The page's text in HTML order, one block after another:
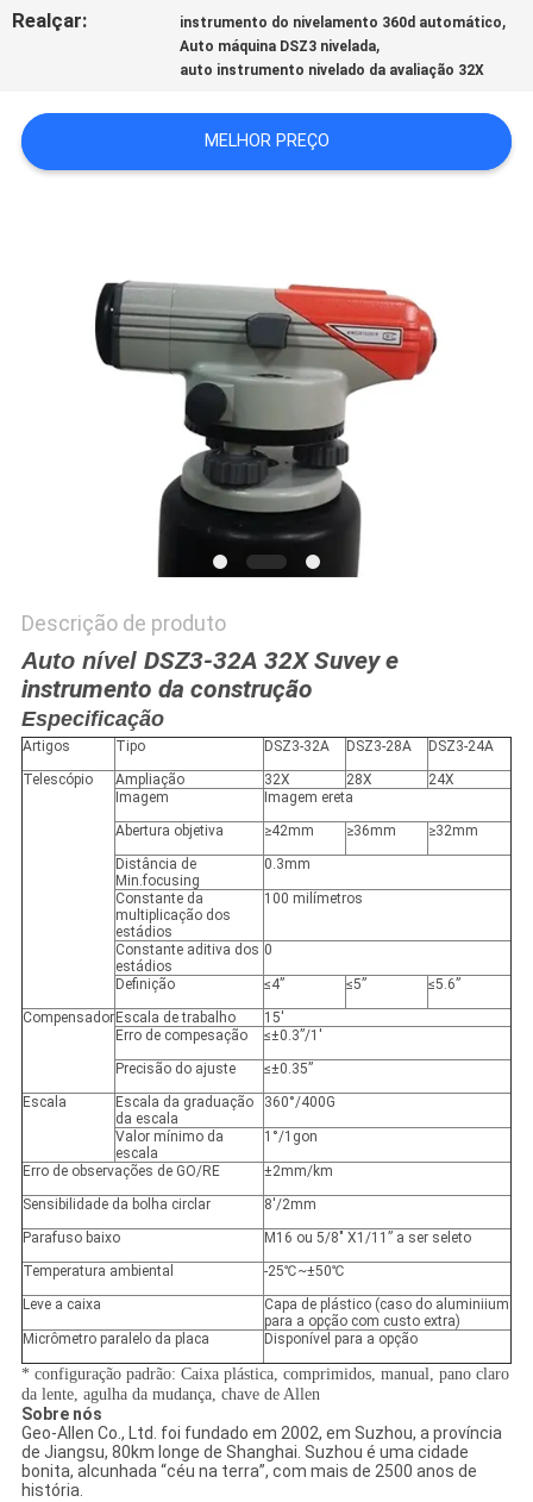
NOTÍCIA
CASOS
PRIVACY
Realçar: instrumento do nivelamento 360d automático,
Auto máquina DSZ3 nivelada,
auto instrumento nivelado da avaliação 32X
MELHOR PREÇO
Descrição de produto
Auto nível DSZ3-32A 32X Suvey e
instrumento da construção
Especificação
Artigos Tipo DSZ3-32A DSZ3-28A
DSZ3-24A
Telescópio
Ampliação 32X 28X
24X
Imagem
Imagem ereta
Abertura objetiva
≥42mm ≥36mm
≥32mm
Distância de
Min.focusing
0.3mm
Constante da
multiplicação dos
estádios
100 milímetros
Constante aditiva dos
estádios
0
Definição ≤4” ≤5”
≤5.6”
Compensador Escala de trabalho
15'
Erro de compesação
≤±0.3”/1'
Precisão do ajuste
≤±0.35”
Escala
Escala da graduação
da escala
360°/400G
Valor mínimo da
escala
1°/1gon
Erro de observações de GO/RE
±2mm/km
Sensibilidade da bolha circlar
8'/2mm
Parafuso baixo
M16 ou 5/8" X1/11” a ser seleto
Temperatura ambiental
-25℃~±50℃
Leve a caixa
Capa de plástico (caso do aluminiium
para a opção com custo extra)
Micrômetro paralelo da placa
Disponível para a opção
* configuração padrão: Caixa plástica, comprimidos, manual, pano claro
da lente, agulha da mudança, chave de Allen
Sobre nós
Geo-Allen Co., Ltd. foi fundado em 2002, em Suzhou, a província
de Jiangsu, 80km longe de Shanghai. Suzhou é uma cidade
bonita, alcunhada “céu na terra”, com mais de 2500 anos de
história.